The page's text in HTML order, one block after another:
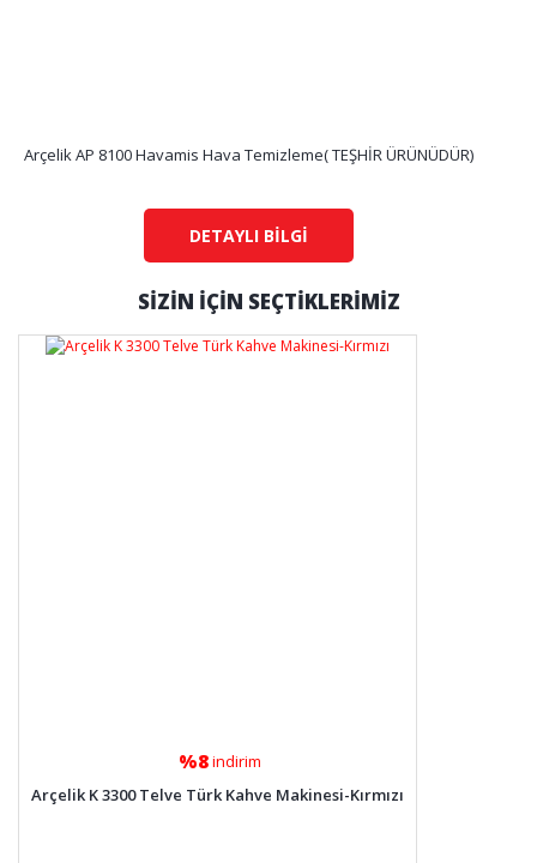
Arçelik AP 8100 Havamis Hava Temizleme( TEŞHİR ÜRÜNÜDÜR)
DETAYLI BİLGİ
SİZİN İÇİN SEÇTİKLERİMİZ
%8indirim
Arçelik K 3300 Telve Türk Kahve Makinesi-Kırmızı